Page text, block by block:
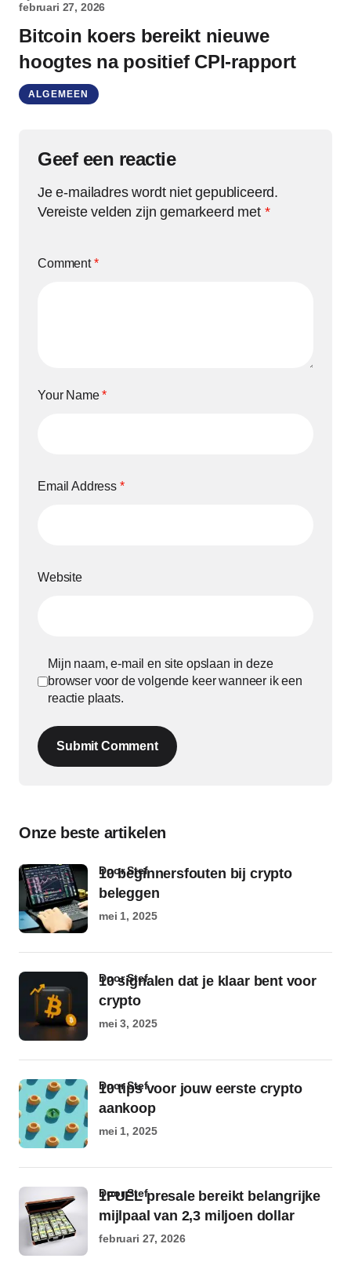
februari 27, 2026
Bitcoin koers bereikt nieuwe
hoogtes na positief CPI-rapport
ALGEMEEN
Geef een reactie
Je e-mailadres wordt niet gepubliceerd.
Vereiste velden zijn gemarkeerd met *
Comment*
Your Name*
Email Address *
Website
Mijn naam, e-mail en site opslaan in deze
browser voor de volgende keer wanneer ik een
reactie plaats.
Submit Comment
Onze beste artikelen
10 beginnersfouten bij crypto
beleggen
door Stef
mei 1, 2025
10 signalen dat je klaar bent voor
crypto
door Stef
mei 3, 2025
10 tips voor jouw eerste crypto
aankoop
door Stef
mei 1, 2025
1FUEL presale bereikt belangrijke
mijlpaal van 2,3 miljoen dollar
door Stef
februari 27, 2026